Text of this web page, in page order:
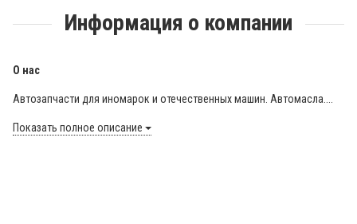
Информация о компании
О нас
Автозапчасти для иномарок и отечественных машин. Автомасла....
Показать полное описание